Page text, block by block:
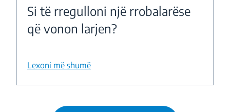
Si të rregulloni një rrobalarëse
që vonon larjen?
Lexoni më shumë